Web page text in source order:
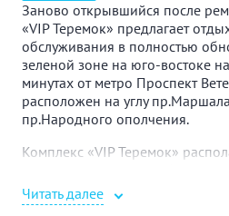
Заново открывшийся после
«VIP Теремок» предлагает
обслуживания в полностью
зеленой зоне на юго-востоке
минутах от метро Проспект
расположен на углу
пр.Народного ополчения.
Комплекс «VIP Теремок»
отдыхом на природе, который
предоставляется все
Читать далее